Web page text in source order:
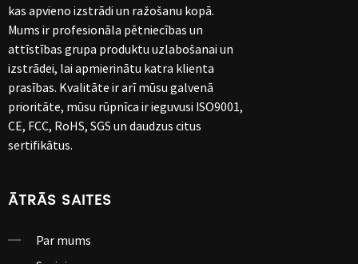
kas apvieno izstrādi un ražošanu kopā.
Mums ir profesionāla pētniecības un
attīstības grupa produktu uzlabošanai un
izstrādei, lai apmierinātu katra klienta
prasības. Kvalitāte ir arī mūsu galvenā
prioritāte, mūsu rūpnīca ir ieguvusi ISO9001,
CE, FCC, RoHS, SGS un daudzus citus
sertifikātus.
ĀTRĀS SAITES
Par mums